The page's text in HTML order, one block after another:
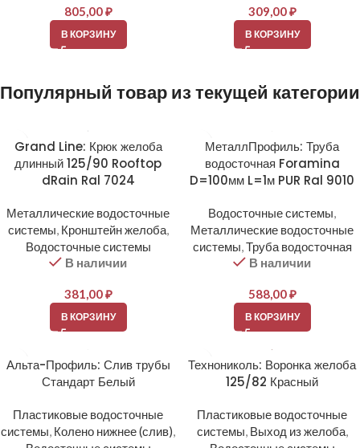
805,00₽
В КОРЗИНУ
309,00₽
В КОРЗИНУ
Популярный товар из текущей категории
Grand Line: Крюк желоба
длинный 125/90 Rooftop
dRain Ral 7024
Металлические водосточные
системы, Кронштейн желоба,
Водосточные системы
В наличии
381,00₽
В КОРЗИНУ
МеталлПрофиль: Труба
водосточная Foramina
D=100мм L=1м PUR Ral 9010
Водосточные системы,
Металлические водосточные
системы,Труба водосточная
В наличии
588,00₽
В КОРЗИНУ
Альта-Профиль: Слив трубы
Стандарт Белый
Пластиковые водосточные
системы, Колено нижнее (слив),
Технониколь: Воронка желоба
125/82 Красный
Пластиковые водосточные
системы, Выход из желоба,